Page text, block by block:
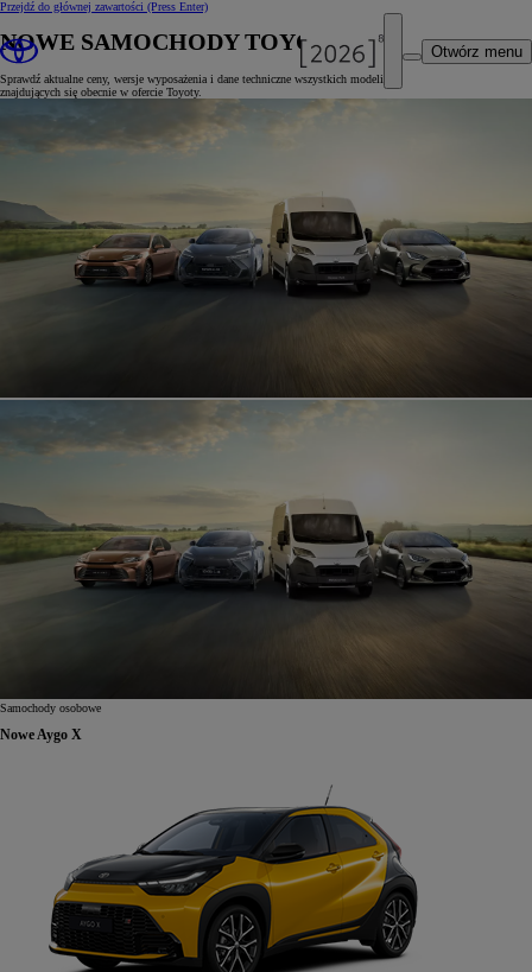
Przejdź do głównej zawartości (Press Enter)
Otwórz menu
NOWE SAMOCHODY TOYOTY
Sprawdź aktualne ceny, wersje wyposażenia i dane techniczne wszystkich modeli
znajdujących się obecnie w ofercie Toyoty.
Samochody osobowe
Nowe Aygo X